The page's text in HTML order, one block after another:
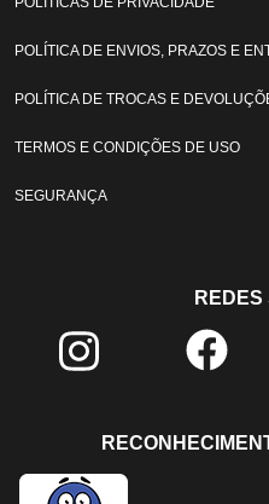
POLÍTICA DE ENVIOS, PRAZOS E
POLÍTICA DE TROCAS E
TERMOS E CONDIÇÕES DE USO
SEGURANÇA
REDES